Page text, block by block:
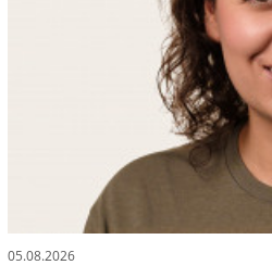
05.08.2026